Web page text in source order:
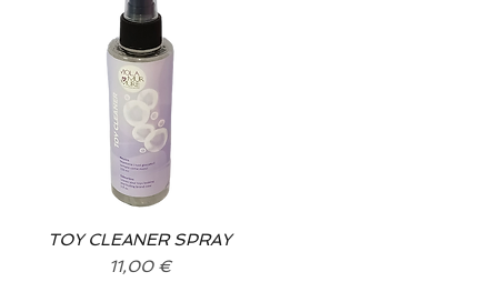
Vista rapida
TOY CLEANER SPRAY
Prezzo
11,00 €